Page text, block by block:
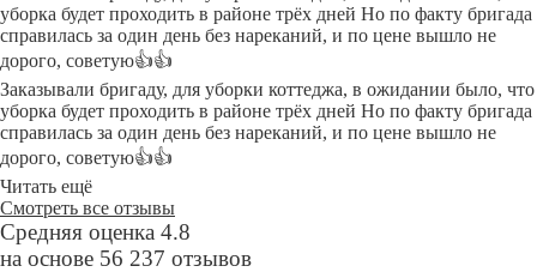
уборка будет проходить в районе трёх дней Но по факту бригада
справилась за один день без нареканий, и по цене вышло не
дорого, советую👍👍
Заказывали бригаду, для уборки коттеджа, в ожидании было, что
уборка будет проходить в районе трёх дней Но по факту бригада
справилась за один день без нареканий, и по цене вышло не
дорого, советую👍👍
Читать ещё
Смотреть все отзывы
Средняя оценка 4.8
на основе 56 237 отзывов